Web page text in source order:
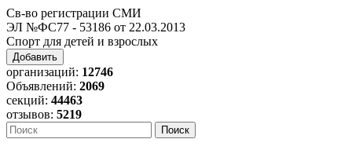
Св-во регистрации СМИ
ЭЛ №ФС77 - 53186 от 22.03.2013
Спорт для детей и взрослых
Добавить
организаций: 12746
Объявлений: 2069
секций: 44463
отзывов: 5219